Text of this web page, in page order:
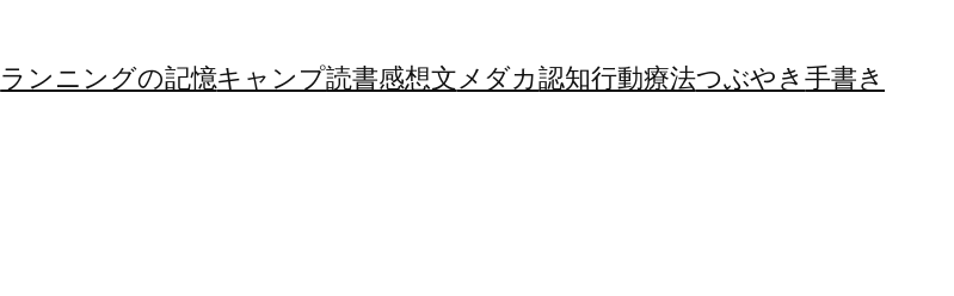
ランニングの記憶キャンプ読書感想文メダカ認知行動療法つぶやき手書き